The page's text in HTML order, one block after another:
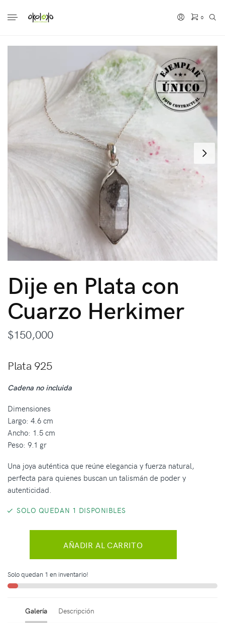
0
Dije en Plata con
Cuarzo Herkimer
$150,000
Plata 925
Cadena no incluida
Dimensiones
Largo: 4.6 cm
Ancho: 1.5 cm
Peso: 9.1 gr
Una joya auténtica que reúne elegancia y fuerza natural,
perfecta para quienes buscan un talismán de poder y
autenticidad.
SOLO QUEDAN 1 DISPONIBLES
AÑADIR AL CARRITO
Solo quedan 1 en inventario!
Galería Descripción